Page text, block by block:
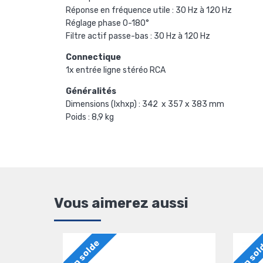
Réponse en fréquence utile : 30 Hz à 120 Hz
Réglage phase 0-180°
Filtre actif passe-bas : 30 Hz à 120 Hz
Connectique
1x entrée ligne stéréo RCA
Généralités
Dimensions (lxhxp) : 342 x 357 x 383 mm
Poids : 8,9 kg
Vous aimerez aussi
En solde En